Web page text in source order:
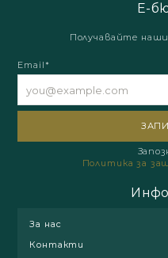
Е-
Получавайте
Email*
Политика за
За нас
Контакти